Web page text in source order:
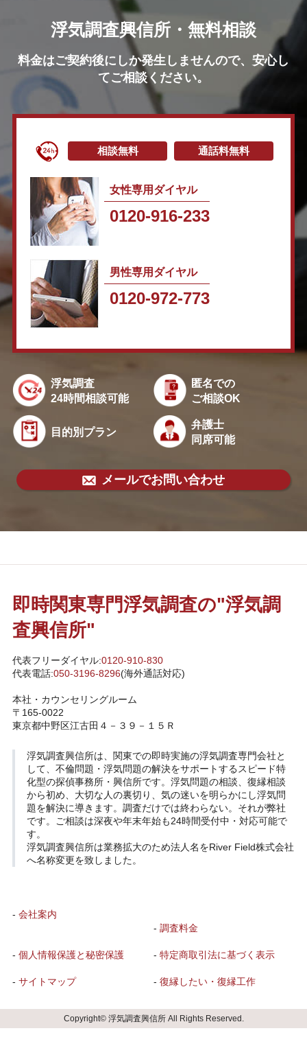
浮気調査興信所・無料相談
料金はご契約後にしか発生しませんので、安心し
てご相談ください。
相談無料 通話料無料
女性専用ダイヤル
0120-916-233
男性専用ダイヤル
0120-972-773
浮気調査
24時間相談可能
匿名での
ご相談OK
目的別プラン
弁護士
同席可能
メールでお問い合わせ
即時関東専門浮気調査の"浮気調
査興信所"
代表フリーダイヤル:0120-910-830
代表電話:050-3196-8296(海外通話対応)
本社・カウンセリングルーム
〒165-0022
東京都中野区江古田４－３９－１５Ｒ
浮気調査興信所は、関東での即時実施の浮気調査専門会社と
して、不倫問題・浮気問題の解決をサポートするスピード特
化型の探偵事務所・興信所です。浮気問題の相談、復縁相談
から初め、大切な人の裏切り、気の迷いを明らかにし浮気問
題を解決に導きます。調査だけでは終わらない。それが弊社
です。ご相談は深夜や年末年始も24時間受付中・対応可能で
す。
浮気調査興信所は業務拡大のため法人名をRiver Field株式会社
へ名称変更を致しました。
- 会社案内
- 調査料金
- 個人情報保護と秘密保護 - 特定商取引法に基づく表示
- サイトマップ - 復縁したい・復縁工作
Copyright© 浮気調査興信所 All Rights Reserved.